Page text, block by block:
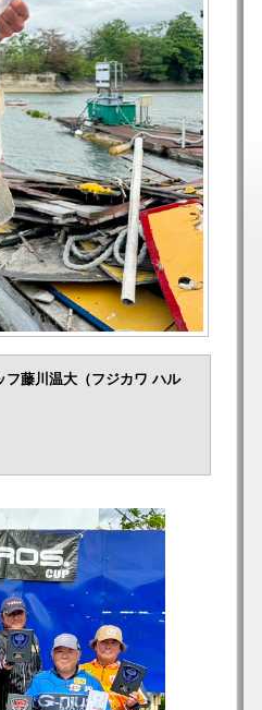
藤川温大（フジカワ ハル